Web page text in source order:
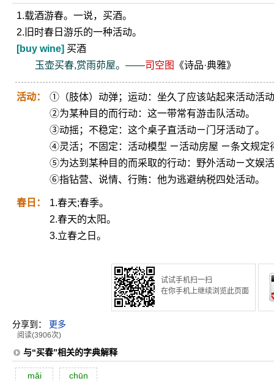
1.载酒游春。一说，买酒。
2.旧时春日游乐的一种活动。
[buy wine] 买酒
玉壶买春,赏雨茆屋。——司空图 《诗品·典雅》
活动：
①（肢体）动弹；运动：坐久了应该站起来活动活
②为某种目的而行动：这一带常有游击队活动。
③动摇；不稳定：这个桌子直活动ㄧ门牙活动了。
④灵活；不固定：活动模型 ㄧ活动房屋 ㄧ条文规定
⑤为达到某种目的而采取的行动：野外活动ㄧ文娱
⑥指钻营、说情、行贿：他为逃避纳税四处活动。
春日：
1.春天;春季。
2.春天的太阳。
3.立春之日。
试试手机扫一扫
在你手机上继续浏览此页面
分享到： 更多
阅读(3906次)
与“买春”相关的字典解释
măi chūn